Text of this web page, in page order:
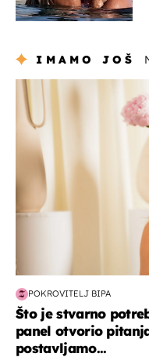
IMAMO JOŠ
moda & ljepota
POKROVITELJ BIPA
Što je stvarno
panel otvorio
postavljamo...